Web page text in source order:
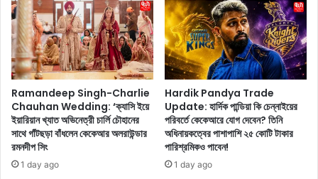
ম
শা
ড়ি
এ
বং
ভা
রী
গ
হ
না
দ
m
e
d
S
h
a
m
i
:
অ্
যা
Ramandeep Singh-Charlie
Chauhan Wedding: ‘ক্যাসি ইয়ে
ইয়ারিয়ান খ্যাত অভিনেত্রী চার্লি চৌহানের
সাথে গাঁটছড়া বাঁধলেন কেকেআর অলরাউন্ডার
রমনদীপ সিং
1 day ago
Hardik Pandya Trade
Update: হার্দিক পান্ডিয়া কি চেন্নাইয়ের
পরিবর্তে কেকেআরে যোগ দেবেন? তিনি
অধিনায়কত্বের পাশাপাশি ২৫ কোটি টাকার
পারিশ্রমিকও পাবেন!
1 day ago